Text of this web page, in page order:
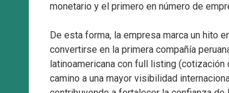
monetario y el primero en número de
De esta forma, la empresa marca un hito
convertirse en la primera compañía
latinoamericana con full listing
camino a una mayor visibilidad